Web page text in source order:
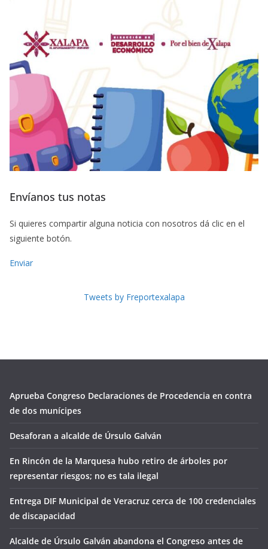
Envíanos tus notas
Si quieres compartir alguna noticia con nosotros dá clic en el
siguiente botón.
Enviar
Tweets by Freportexalapa
Aprueba Congreso Declaraciones de Procedencia en contra
de dos munícipes
Desaforan a alcalde de Úrsulo Galván
En Rincón de la Marquesa hubo retiro de árboles por
representar riesgos; no es tala ilegal
Entrega DIF Municipal de Veracruz cerca de 100 credenciales
de discapacidad
Alcalde de Úrsulo Galván abandona el Congreso antes de